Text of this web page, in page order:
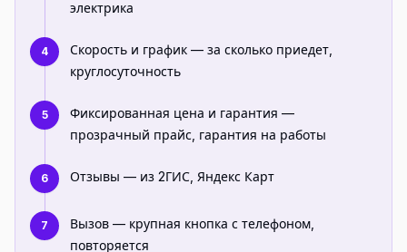
электрика
4
Скорость и график — за сколько приедет,
круглосуточность
5
Фиксированная цена и гарантия —
прозрачный прайс, гарантия на работы
6 Отзывы — из 2ГИС, Яндекс Карт
7
Вызов — крупная кнопка с телефоном,
повторяется